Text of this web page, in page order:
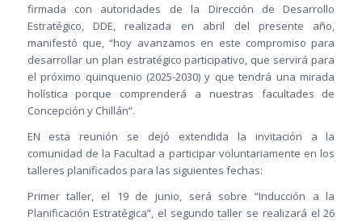
firmada con autoridades de la Dirección de Desarrollo
Estratégico, DDE, realizada en abril del presente año,
manifestó que, “hoy avanzamos en este compromiso para
desarrollar un plan estratégico participativo, que servirá para
el próximo quinquenio (2025-2030) y que tendrá una mirada
holística porque comprenderá a nuestras facultades de
Concepción y Chillán”.
EN esta reunión se dejó extendida la invitación a la
comunidad de la Facultad a participar voluntariamente en los
talleres planificados para las siguientes fechas:
Primer taller, el 19 de junio, será sobre “Inducción a la
Planificación Estratégica”, el segundo taller se realizará el 26